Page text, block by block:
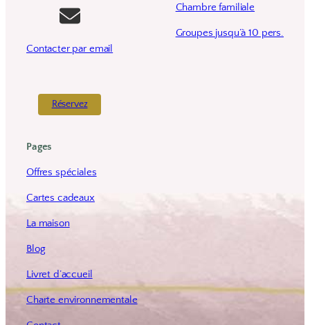
Contacter par email
Réservez
Chambre familiale
Groupes jusqu’à 10 pers.
Pages
Offres spéciales
Cartes cadeaux
La maison
Blog
Livret d’accueil
Charte environnementale